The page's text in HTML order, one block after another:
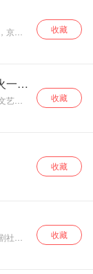
论辩
。
麓
索关
者，
爱
是生
人
收藏
一座
广
收藏
收藏
团
吉
收藏